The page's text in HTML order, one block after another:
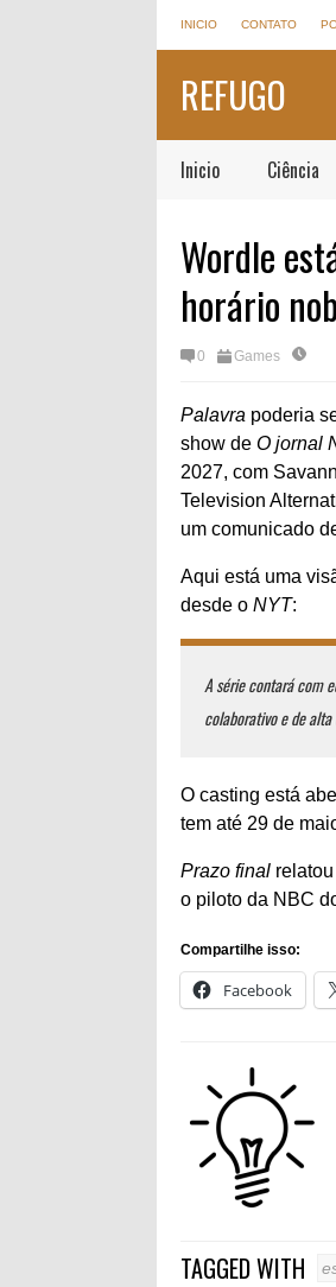
INICIO CONTATO
REFUGO
Inicio Ciência
Wordle
horário
0 Games
Palavra poderia
show de O jornal
2027, com
Television
um comunicado
Aqui está uma
desde o NYT:
A série contará com
colaborativo e de
O casting está
tem até 29 de
Prazo final
o piloto da NBC
Compartilhe isso:
Facebook
TAGGED WITH